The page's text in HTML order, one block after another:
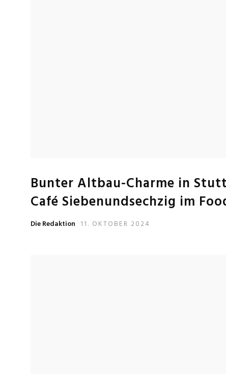
Bunter Altbau-Charme in
Café Siebenundsechzig im
Die Redaktion 11. OKTOBER 2024